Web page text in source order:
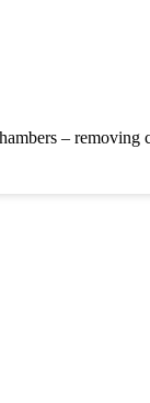
– removing